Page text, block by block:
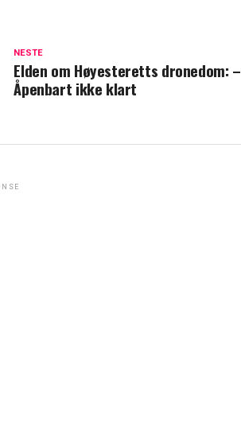
NESTE
Elden om Høyesteretts dronedom: –
Åpenbart ikke klart